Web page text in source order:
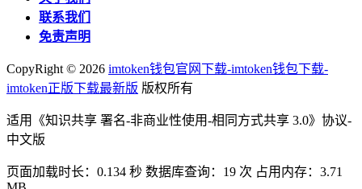
联系我们
免责声明
CopyRight © 2026 imtoken钱包官网下载-imtoken钱包下载-
imtoken正版下载最新版 版权所有
适用《知识共享 署名-非商业性使用-相同方式共享 3.0》协议-
中文版
页面加载时长：0.134 秒 数据库查询：19 次 占用内存：3.71